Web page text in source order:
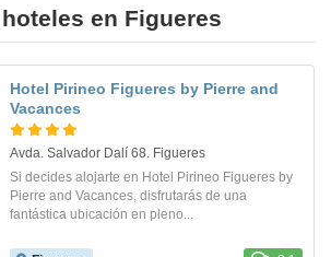
en Figueres
Hotel Pirineo Figueres by Pierre and
Vacances
Avda. Salvador Dalí 68. Figueres
Si decides alojarte en Hotel Pirineo Figueres by
Pierre and Vacances, disfrutarás de una
fantástica ubicación en pleno...